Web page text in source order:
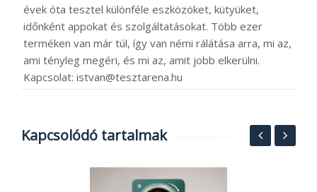
évek óta tesztel különféle eszközöket, kütyüket,
időnként appokat és szolgáltatásokat. Több ezer
terméken van már túl, így van némi rálátása arra, mi az,
ami tényleg megéri, és mi az, amit jobb elkerülni.
Kapcsolat: istvan@tesztarena.hu
Kapcsolódó tartalmak